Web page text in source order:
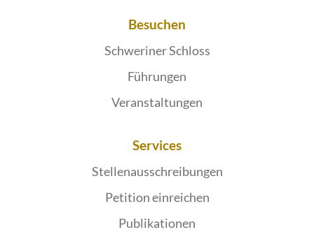
Besuchen
Schweriner Schloss
Führungen
Veranstaltungen
Services
Stellenausschreibungen
Petition einreichen
Publikationen